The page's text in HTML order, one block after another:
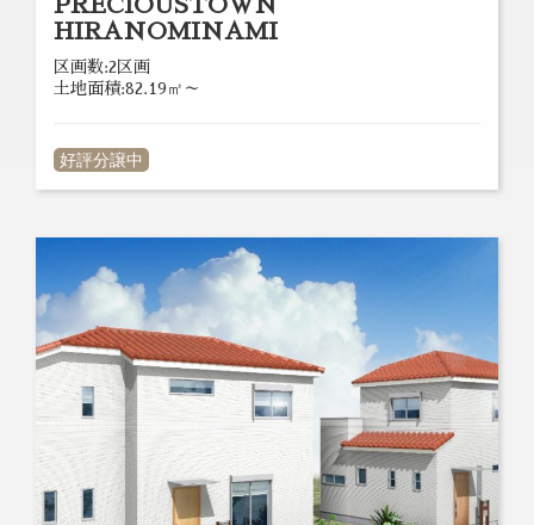
PRECIOUSTOWN
HIRANOMINAMI
区画数:2区画
土地面積:82.19㎡～
好評分譲中